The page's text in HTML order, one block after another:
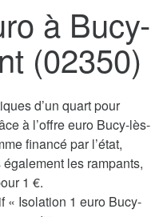
à Bucy-
(02350)
d’un quart pour
à l’offre euro Bucy-lès-
financé par l’état,
les rampants,
1 €.
« Isolation 1 euro Bucy-